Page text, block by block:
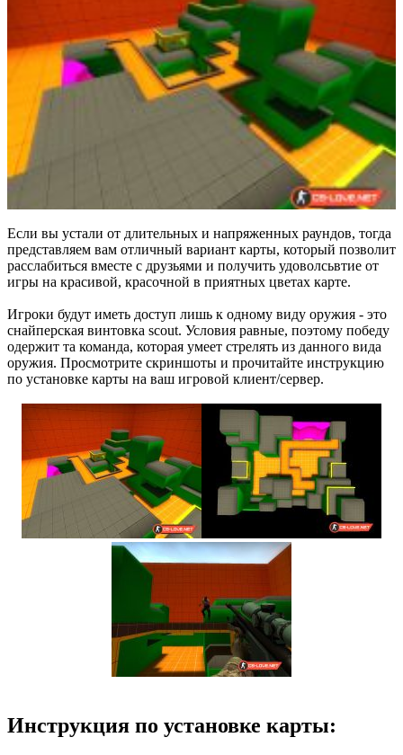
Если вы устали от длительных и напряженных раундов, тогда
представляем вам отличный вариант карты, который позволит
расслабиться вместе с друзьями и получить удоволсьвтие от
игры на красивой, красочной в приятных цветах карте.
Игроки будут иметь доступ лишь к одному виду оружия - это
снайперская винтовка scout. Условия равные, поэтому победу
одержит та команда, которая умеет стрелять из данного вида
оружия. Просмотрите скриншоты и прочитайте инструкцию
по установке карты на ваш игровой клиент/сервер.
Инструкция по установке карты: